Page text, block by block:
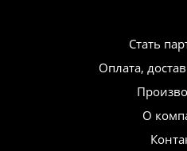
Стать
Оплата,
О